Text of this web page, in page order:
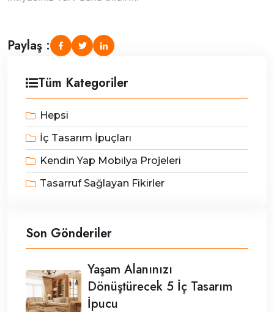
Paylaş :
Tüm Kategoriler
Hepsi
İç Tasarım İpuçları
Kendin Yap Mobilya Projeleri
Tasarruf Sağlayan Fikirler
Son Gönderiler
Yaşam Alanınızı
Dönüştürecek 5 İç Tasarım
İpucu